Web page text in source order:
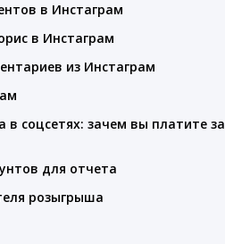
в Инстаграм
в Инстаграм
из Инстаграм
в соцсетях: зачем вы платите за
для отчета
розыгрыша